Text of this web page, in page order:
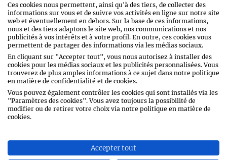
Faites bien chauffer une grande poêle.
Confectionnez 2 boulettes de viande
hachée. Remarque : ne tassez pas trop la
viande hachée, elle doit rester aérée.
Salez et poivrez généreusement ces
boulettes.
Faites dorer les faces coupées du petit
pain à la poêle pendant quelques
secondes. Retirez-les de la poêle et
Ces cookies nous permettent, ainsi qu'à des tiers, de collecter des
informations sur vous et de suivre vos activités en ligne sur notre site
web et éventuellement en dehors. Sur la base de ces informations,
nous et des tiers adaptons le site web, nos communications et nos
publicités à vos intérêts et à votre profil. En outre, ces cookies vous
permettent de partager des informations via les médias sociaux.
En cliquant sur "Accepter tout", vous nous autorisez à installer des
cookies pour les médias sociaux et les publicités personnalisées. Vous
trouverez de plus amples informations à ce sujet dans notre politique
en matière de confidentialité et de cookies.
Vous pouvez également contrôler les cookies qui sont installés via les
"Paramètres des cookies". Vous avez toujours la possibilité de
modifier ou de retirer votre choix via notre politique en matière de
cookies.
Accepter tout